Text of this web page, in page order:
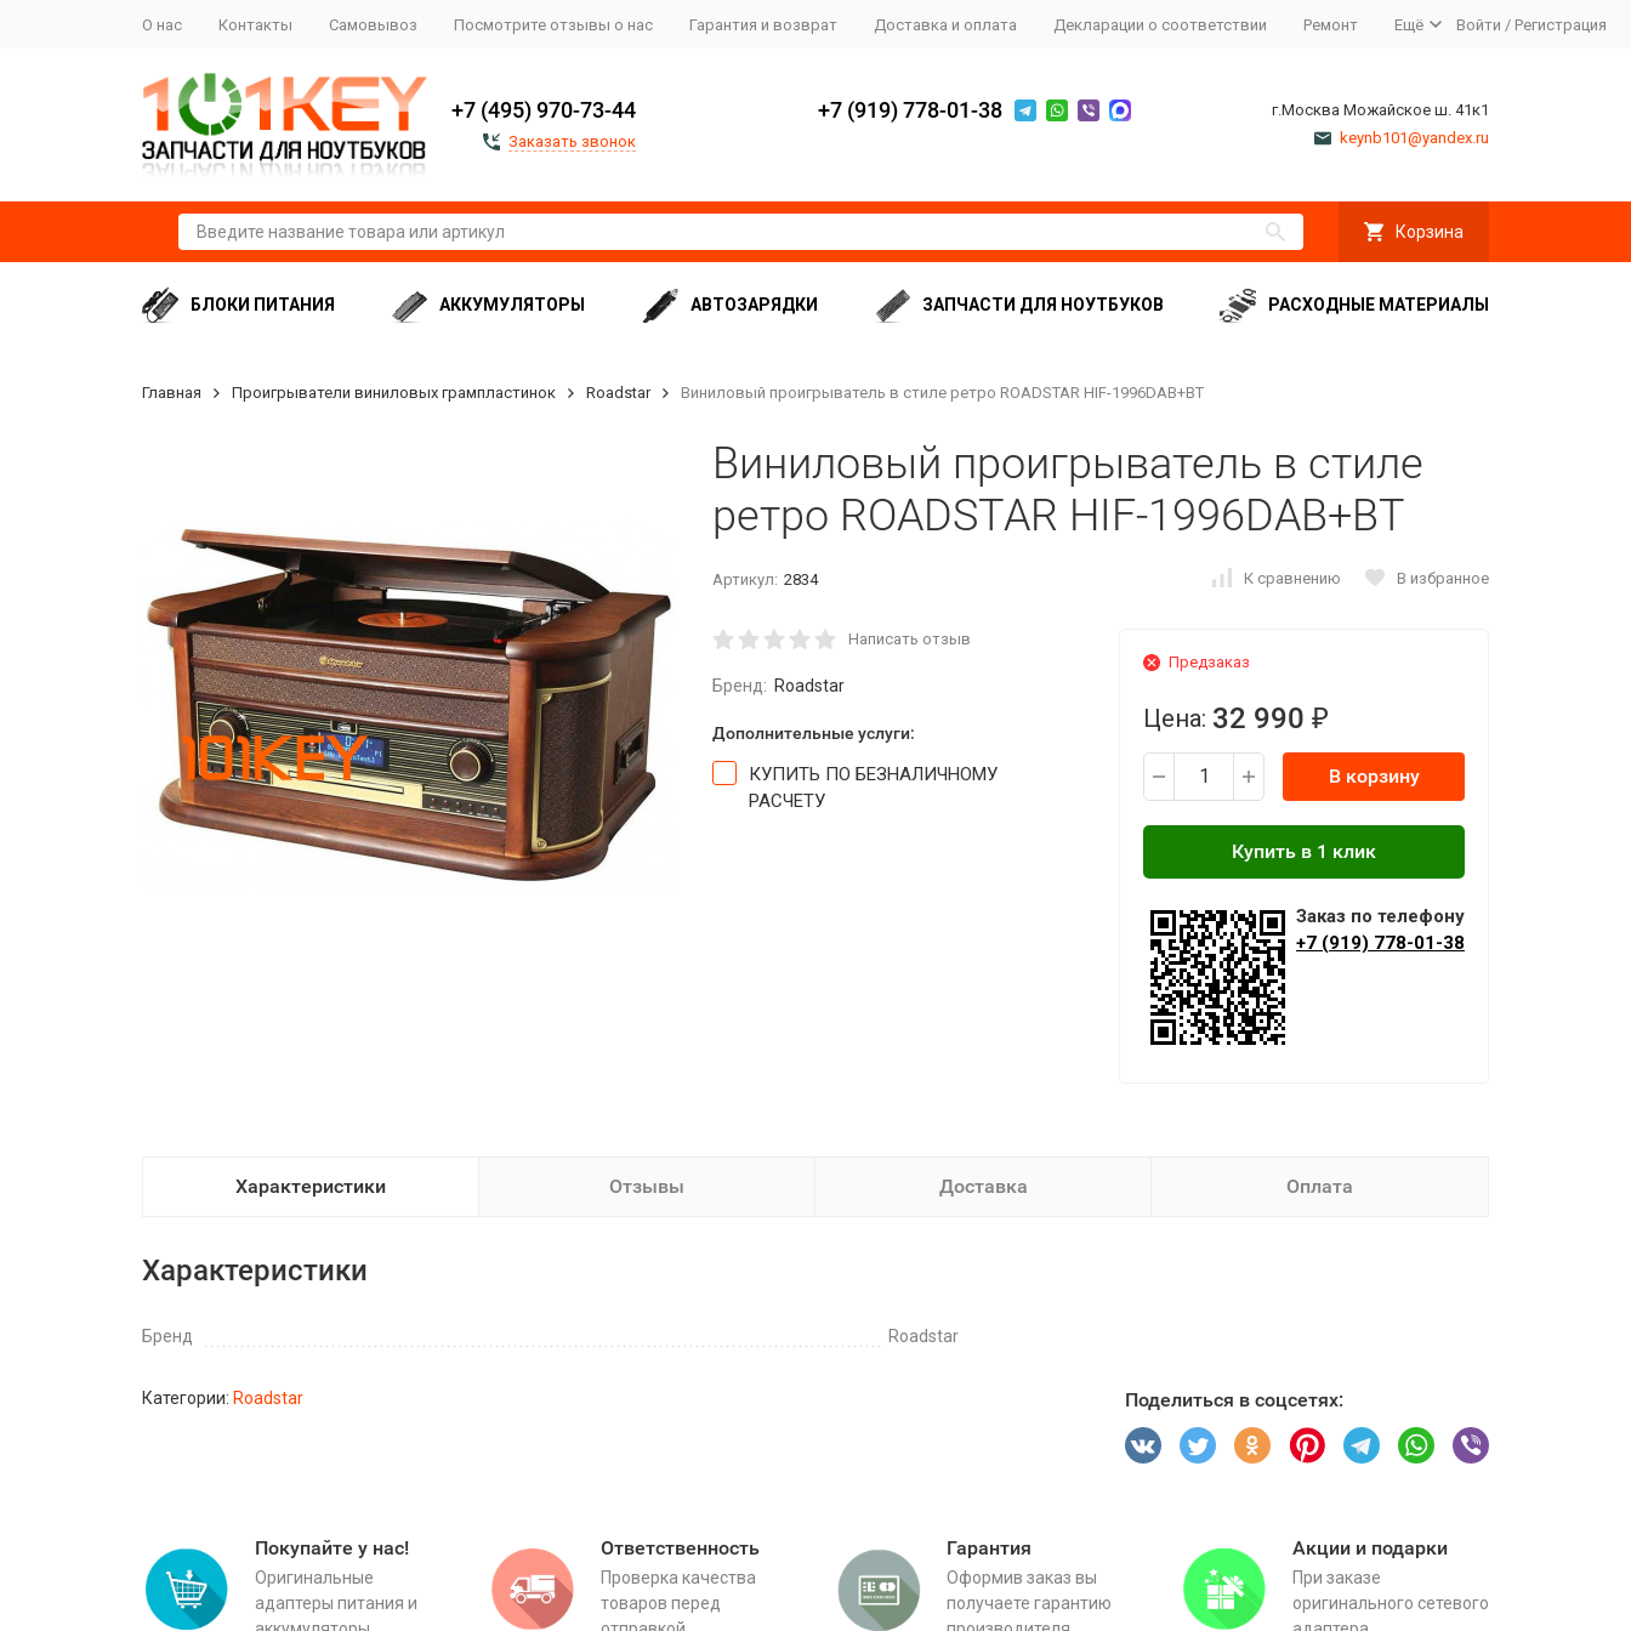
О нас Контакты Самовывоз Посмотрите отзывы о нас Гарантия и возврат Доставка и оплата Декларации о соответствии Ремонт Ещё Войти / Регистрация
+7 (495) 970-73-44
Заказать звонок
+7 (919) 778-01-38
г.Москва Можайское ш. 41к1
keynb101@yandex.ru
Корзина
БЛОКИ ПИТАНИЯ АККУМУЛЯТОРЫ АВТОЗАРЯДКИ ЗАПЧАСТИ ДЛЯ НОУТБУКОВ РАСХОДНЫЕ МАТЕРИАЛЫ
Главная Проигрыватели виниловых грампластинок Roadstar Виниловый проигрыватель в стиле ретро ROADSTAR HIF-1996DAB+BT
Виниловый проигрыватель в стиле
ретро ROADSTAR HIF-1996DAB+BT
Артикул: 2834 К сравнению В избранное
Написать отзыв
Бренд: Roadstar
Дополнительные услуги:
КУПИТЬ ПО БЕЗНАЛИЧНОМУ
РАСЧЕТУ
Предзаказ
Цена: 32 990 ₽
В корзину
Заказ по телефону
+7 (919) 778-01-38
Характеристики Отзывы Доставка Оплата
Характеристики
Бренд Roadstar
Категории: Roadstar Поделиться в соцсетях:
Покупайте у нас!
Оригинальные
адаптеры питания и
Ответственность
Проверка качества
товаров перед
Гарантия
Оформив заказ вы
получаете гарантию
Акции и подарки
При заказе
оригинального сетевого